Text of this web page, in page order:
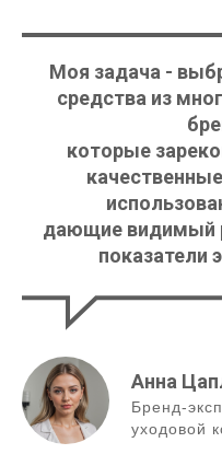
Моя задача -
средства из
которые
дающие видимый
показатели
Анна
Бренд-
уходовой